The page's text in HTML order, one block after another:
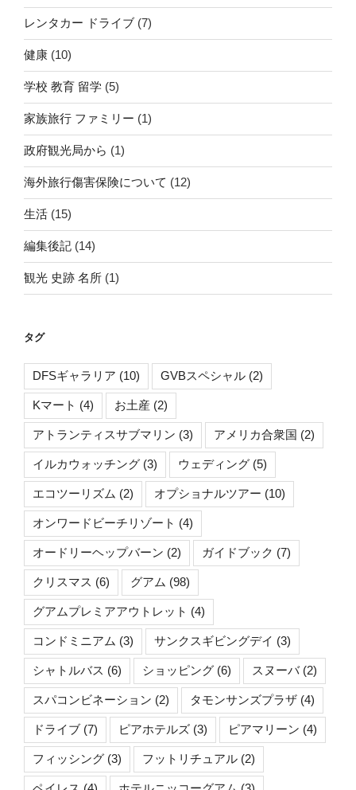
レンタカー ドライブ (7)
健康 (10)
学校 教育 留学 (5)
家族旅行 ファミリー (1)
政府観光局から (1)
海外旅行傷害保険について (12)
生活 (15)
編集後記 (14)
観光 史跡 名所 (1)
タグ
DFSギャラリア (10) GVBスペシャル (2)
Kマート (4) お土産 (2)
アトランティスサブマリン (3) アメリカ合衆国 (2)
イルカウォッチング (3) ウェディング (5)
エコツーリズム (2) オプショナルツアー (10)
オンワードビーチリゾート (4)
オードリーヘップバーン (2) ガイドブック (7)
クリスマス (6) グアム (98)
グアムプレミアアウトレット (4)
コンドミニアム (3) サンクスギビングデイ (3)
シャトルバス (6) ショッピング (6) スヌーバ(2)
スパコンビネーション (2) タモンサンズプラザ (4)
ドライブ (7) ピアホテルズ (3) ピアマリーン (4)
フィッシング (3) フットリチュアル (2)